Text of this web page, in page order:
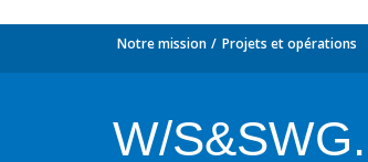
Notre mission Projets et opérations
W/